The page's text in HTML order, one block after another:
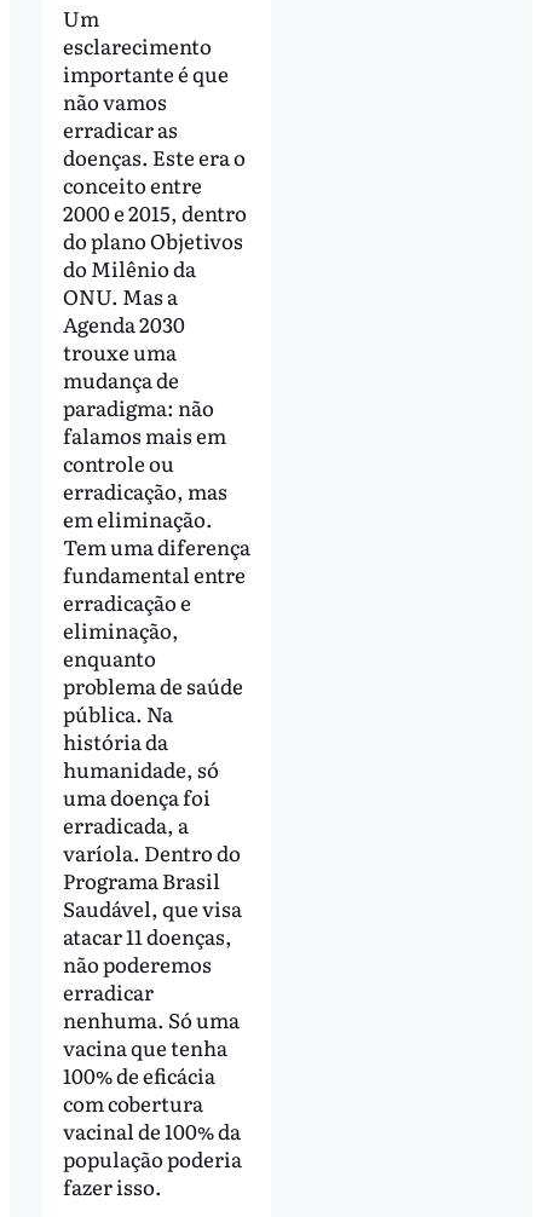
Um
esclarecimento
importante é que
não vamos
erradicar as
doenças. Este era o
conceito entre
2000 e 2015, dentro
do plano Objetivos
do Milênio da
ONU. Mas a
Agenda 2030
trouxe uma
mudança de
paradigma: não
falamos mais em
controle ou
erradicação, mas
em eliminação.
Tem uma diferença
fundamental entre
erradicação e
eliminação,
enquanto
problema de saúde
pública. Na
história da
humanidade, só
uma doença foi
erradicada, a
varíola. Dentro do
Programa Brasil
Saudável, que visa
atacar 11 doenças,
não poderemos
erradicar
nenhuma. Só uma
vacina que tenha
100% de eficácia
com cobertura
vacinal de 100% da
população poderia
fazer isso.